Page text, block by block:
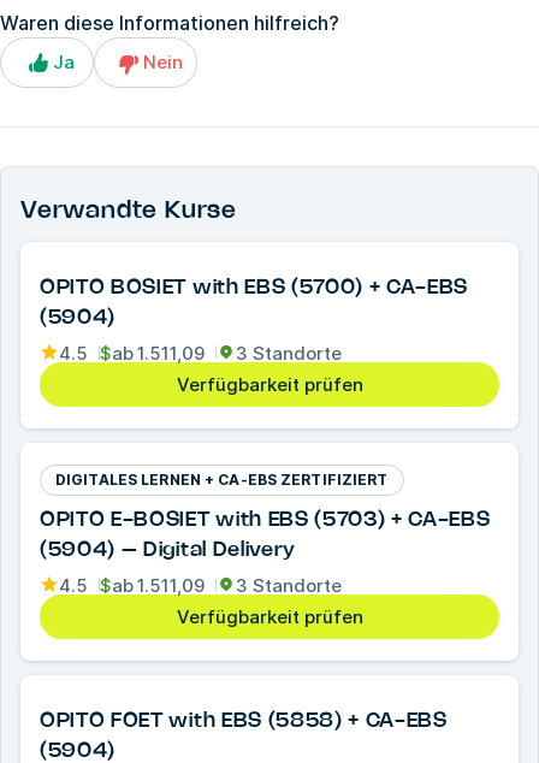
Waren diese Informationen hilfreich?
Ja Nein
Verwandte Kurse
OPITO BOSIET with EBS (5700) + CA-EBS
(5904)
4.5 $ab1.511,09
3 Standorte
Verfügbarkeit prüfen
DIGITALES LERNEN + CA-EBS ZERTIFIZIERT
OPITO E-BOSIET with EBS (5703) + CA-EBS
(5904) – Digital Delivery
4.5 $ab1.511,09
3 Standorte
Verfügbarkeit prüfen
OPITO FOET with EBS (5858) + CA-EBS
(5904)